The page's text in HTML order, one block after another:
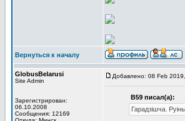
Вернуться к началу
GlobusBelarusi
Site Admin
Зарегистрирован:
06.10.2008
Сообщения: 12169
Добавлено: 08 Feb
В59 писал(а):
Гарадзішча.